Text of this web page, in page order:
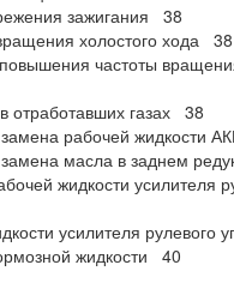
зажигания 38
холостого хода 38
частоты
отработавших газах 38
рабочей жидкости
масла в заднем
жидкости усилителя
усилителя рулевого
жидкости 40